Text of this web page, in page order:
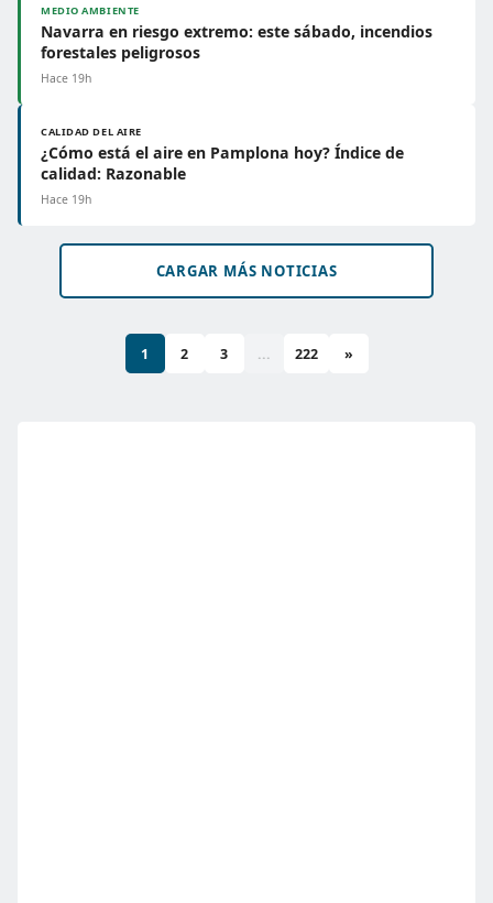
MEDIO AMBIENTE
Navarra en riesgo extremo: este sábado, incendios
forestales peligrosos
Hace 19h
CALIDAD DEL AIRE
¿Cómo está el aire en Pamplona hoy? Índice de
calidad: Razonable
Hace 19h
CARGAR MÁS NOTICIAS
1 2 3 ... 222 »